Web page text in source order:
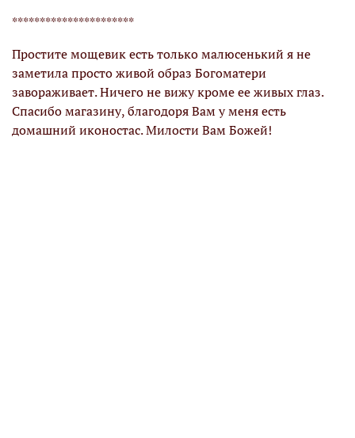
**********************
Простите мощевик есть только малюсенький я не
заметила просто живой образ Богоматери
завораживает. Ничего не вижу кроме ее живых глаз.
Спасибо магазину, благодоря Вам у меня есть
домашний иконостас. Милости Вам Божей!